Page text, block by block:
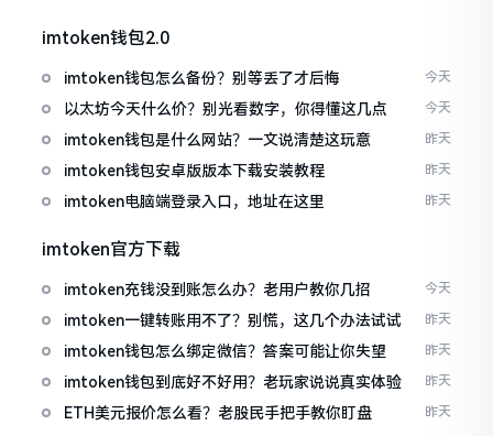
imtoken钱包2.0
imtoken钱包怎么备份？别等丢了才后悔 今天
以太坊今天什么价？别光看数字，你得懂这几点 今天
imtoken钱包是什么网站？一文说清楚这玩意 昨天
imtoken钱包安卓版版本下载安装教程 昨天
imtoken电脑端登录入口，地址在这里 昨天
imtoken官方下载
imtoken充钱没到账怎么办？老用户教你几招 今天
imtoken一键转账用不了？别慌，这几个办法试试 昨天
imtoken钱包怎么绑定微信？答案可能让你失望 昨天
imtoken钱包到底好不好用？老玩家说说真实体验 昨天
ETH美元报价怎么看？老股民手把手教你盯盘 昨天